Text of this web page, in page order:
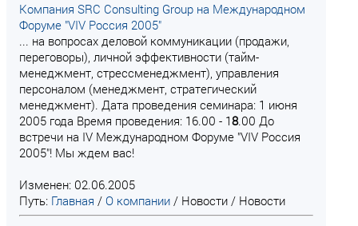
Компания SRC Consulting Group на Международном
Форуме "VIV Россия 2005"
... на вопросах деловой коммуникации (продажи,
переговоры), личной эффективности (тайм-
менеджмент, стрессменеджмент), управления
персоналом (менеджмент, стратегический
менеджмент). Дата проведения семинара: 1 июня
2005 года Время проведения: 16.00 - 18.00 До
встречи на IV Международном Форуме "VIV Россия
2005"! Мы ждем вас!
Изменен: 02.06.2005
Путь: Главная / О компании / Новости / Новости